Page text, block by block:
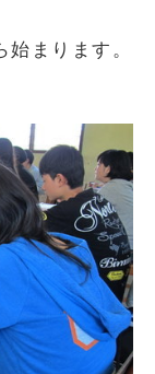
まります。